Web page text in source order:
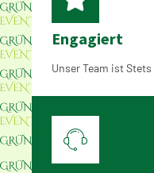
Engagiert
Unser Team ist